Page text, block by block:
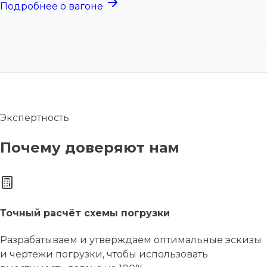
Подробнее о вагоне
Экспертность
Почему доверяют нам
Точный расчёт схемы погрузки
Разрабатываем и утверждаем оптимальные эскизы
и чертежи погрузки, чтобы использовать